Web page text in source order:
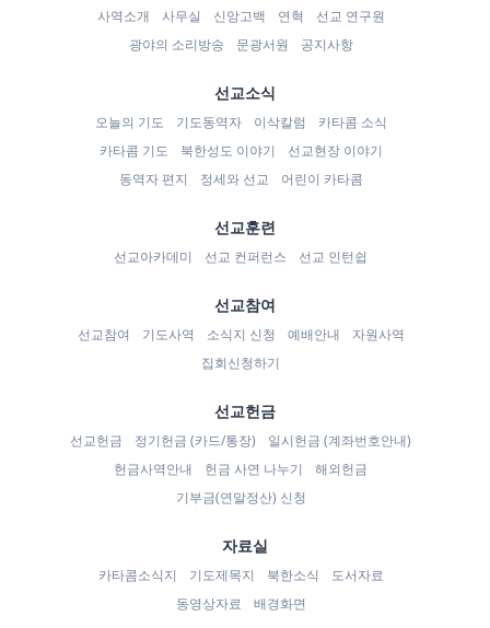
사역소개 사무실 신앙고백 연혁
선교 연구원
광야의 소리방송
문광서원 공지사항
선교소식
오늘의 기도 기도동역자 이삭칼럼
카타콤 소식
카타콤 기도
북한성도 이야기
선교현장 이야기
동역자 편지
정세와 선교 어린이 카타콤
선교훈련
선교아카데미 선교 컨퍼런스 선교 인턴쉽
선교참여
선교참여 기도사역 소식지 신청 예배안내
자원사역
집회신청하기
선교헌금
선교헌금 정기헌금 (카드/통장)
일시헌금 (계좌번호안내)
헌금사역안내
헌금 사연 나누기
해외헌금
기부금(연말정산) 신청
자료실
카타콤소식지 기도제목지 북한소식
도서자료
동영상자료
배경화면